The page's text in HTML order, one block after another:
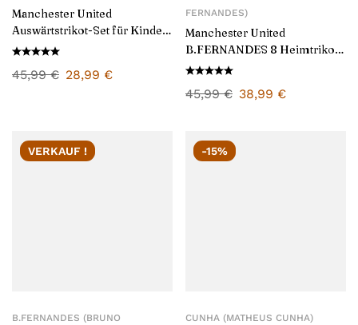
Manchester United
Auswärtstrikot-Set für Kinder
2025/26
45,99€ 28,99 €
FERNANDES)
Manchester United
B.FERNANDES 8 Heimtrikot
für Herren 2025/26
45,99€ 38,99 €
VERKAUF !
B.FERNANDES (BRUNO
-15%
CUNHA (MATHEUS CUNHA)